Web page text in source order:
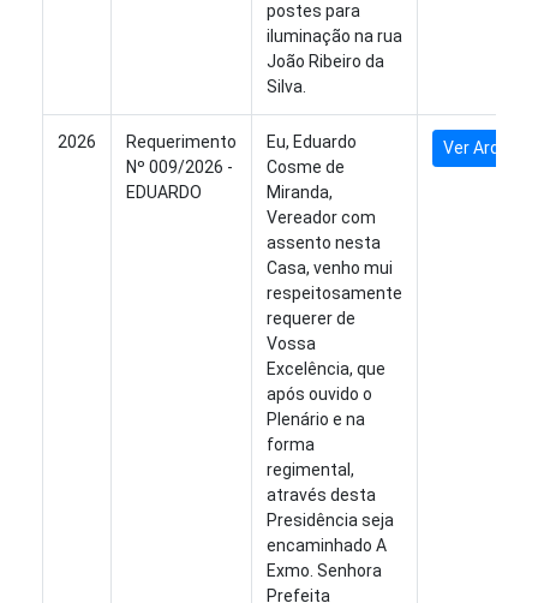
postes para
iluminação na rua
João Ribeiro da
Silva.
2026
Requerimento
Nº 009/2026 -
EDUARDO
Eu, Eduardo
Cosme de
Miranda,
Vereador com
assento nesta
Casa, venho mui
respeitosamente
requerer de
Vossa
Excelência, que
após ouvido o
Plenário e na
forma
regimental,
através desta
Presidência seja
encaminhado A
Exmo. Senhora
Prefeita
Ver Arquivo